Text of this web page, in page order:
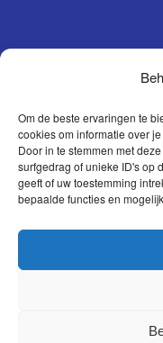
Om de beste ervaringen te
cookies om informatie over
Door in te stemmen met
surfgedrag of unieke ID's op
geeft of uw toestemming
bepaalde functies en
Prinses
4241 BA Arkel